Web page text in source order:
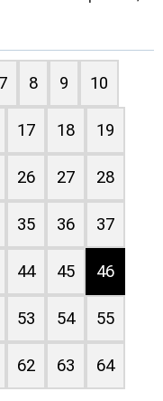
7 8 9 10
17 18 19
26 27 28
35 36 37
44 45 46
53 54 55
62 63 64